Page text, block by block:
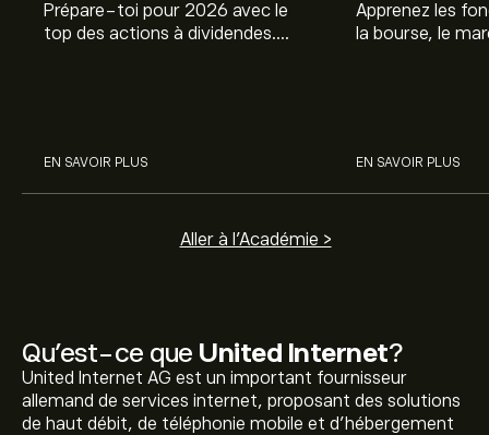
Qu’est-ce que United Internet?
United Internet AG est un important fournisseur
allemand de services internet, proposant des solutions
de haut débit, de téléphonie mobile et d'hébergement
Prépare-toi pour 2026 avec le
top des actions à dividendes.
EN SAVOIR PLUS
Apprenez les
la bourse, le
EN SAVOIR PLUS
Aller à l'Académie >